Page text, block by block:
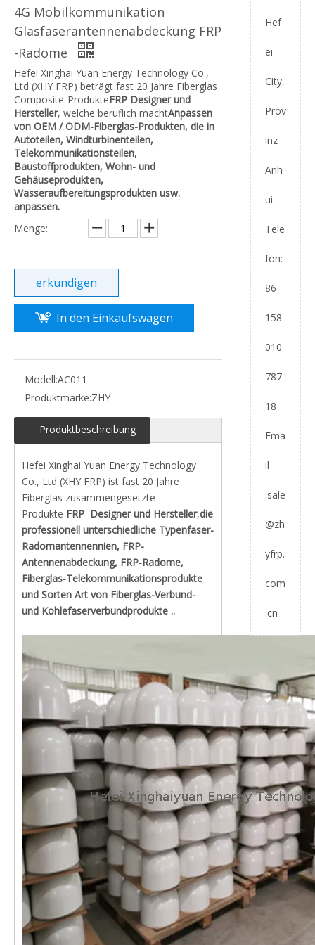
4G Mobilkommunikation
Glasfaserantennenabdeckung FRP
-Radome
Hefei Xinghai Yuan Energy Technology Co.,
Ltd (XHY FRP) beträgt fast 20 Jahre Fiberglas
Composite-ProdukteFRP Designer und
Hersteller, welche beruflich machtAnpassen
von OEM / ODM-Fiberglas-Produkten, die in
Autoteilen, Windturbinenteilen,
Telekommunikationsteilen,
Baustoffprodukten, Wohn- und
Gehäuseprodukten,
Wasseraufbereitungsprodukten usw.
anpassen.
Menge:
erkundigen
In den Einkaufswagen
Modell:AC011
Produktmarke:ZHY
Produktbeschreibung
Hefei Xinghai Yuan Energy Technology
Co., Ltd (XHY FRP) ist fast 20 Jahre
Fiberglas zusammengesetzte
Produkte FRP Designer und Hersteller,die
professionell unterschiedliche Typenfaser-
Radomantennennien, FRP-
Antennenabdeckung, FRP-Radome,
Fiberglas-Telekommunikationsprodukte
und Sorten Art von Fiberglas-Verbund-
und Kohlefaserverbundprodukte ..
Hef
ei
City,
Prov
inz
Anh
ui.
Tele
fon:
86
158
010
787
18
Ema
il
:sale
@zh
yfrp.
com
.cn